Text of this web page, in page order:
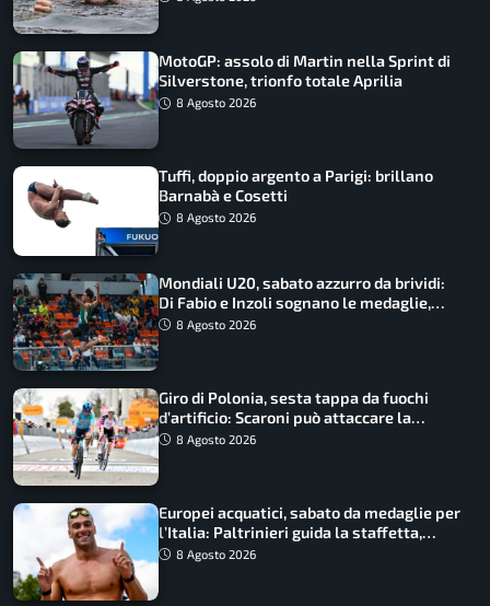
MotoGP: assolo di Martin nella Sprint di
Silverstone, trionfo totale Aprilia
8 Agosto 2026
Tuffi, doppio argento a Parigi: brillano
Barnabà e Cosetti
8 Agosto 2026
Mondiali U20, sabato azzurro da brividi:
Di Fabio e Inzoli sognano le medaglie,
Castellani e Succo in finale
8 Agosto 2026
Giro di Polonia, sesta tappa da fuochi
d’artificio: Scaroni può attaccare la
maglia di Lemmen
8 Agosto 2026
Europei acquatici, sabato da medaglie per
l’Italia: Paltrinieri guida la staffetta,
Barnabà sogna l’oro dalle grandi altezze
8 Agosto 2026